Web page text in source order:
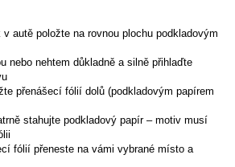
v autě položte na rovnou plochu podkladovým
nebo nehtem důkladně a silně přihlaďte
přenášecí fólií dolů (podkladovým papírem
stahujte podkladový papír – motiv musí
fólií přeneste na vámi vybrané místo a